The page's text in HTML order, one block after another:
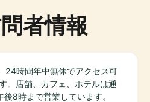
者情報
24時間年中無休でアクセス可
。店舗、カフェ、ホテルは通
8時まで営業しています。